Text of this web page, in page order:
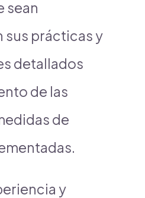
sean
sus prácticas y
detallados
de las
de
y